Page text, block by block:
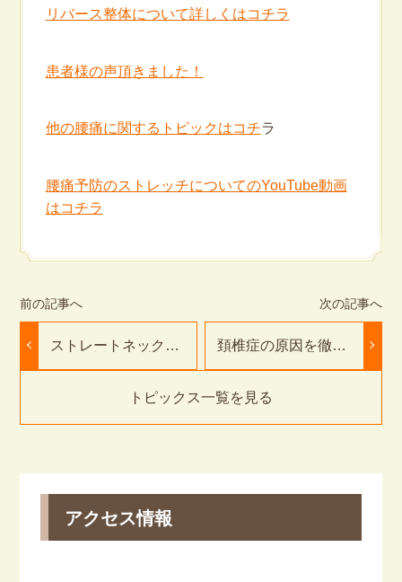
リバース整体について詳しくはコチラ
患者様の声頂きました！
他の腰痛に関するトピックはコチラ
腰痛予防のストレッチについてのYouTube動画
はコチラ
ストレートネックの
解説｜豊橋ふたば接
頚椎症の原因を徹底
骨院・鍼灸院
トピックス一覧を見る
アクセス情報